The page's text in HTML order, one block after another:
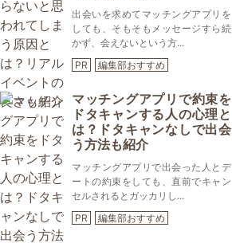
出会いを求めてマッチングアプリを
しても、そもそもメッセージすら続
かず、会えないという方...
PR
編集部おすすめ
マッチングアプリで約束を
ドタキャンする人の心理と
は？ドタキャンなしで出会
う方法も紹介
マッチングアプリで出会った人とデ
ートの約束をしても、直前でキャン
セルされるとガッカリし...
PR
編集部おすすめ